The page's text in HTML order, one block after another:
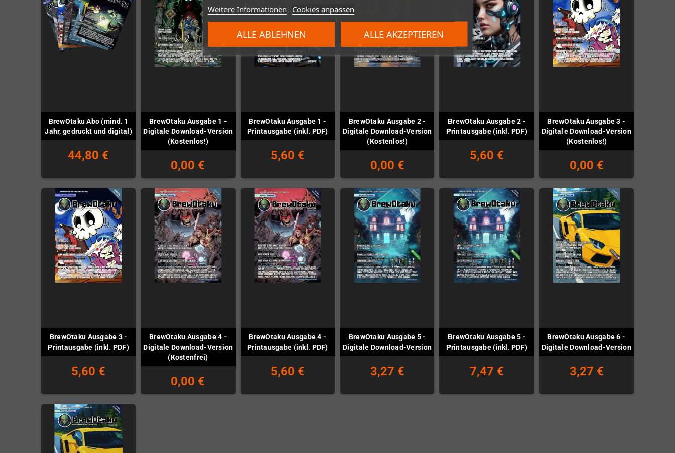
Weitere Informationen Cookies anpassen
ALLE ABLEHNEN ALLE AKZEPTIEREN
BrewOtaku Abo (mind. 1
Jahr, gedruckt und digital)
44,80 €
BrewOtaku Ausgabe 1 -
Digitale Download-Version
(Kostenlos!)
0,00 €
BrewOtaku Ausgabe 1 -
Printausgabe (inkl. PDF)
5,60 €
BrewOtaku Ausgabe 2 -
Digitale Download-Version
(Kostenlos!)
0,00 €
BrewOtaku Ausgabe 2 -
Printausgabe (inkl. PDF)
5,60 €
BrewOtaku Ausgabe 3 -
Digitale Download-Version
(Kostenlos!)
0,00 €
BrewOtaku Ausgabe 3 -
Printausgabe (inkl. PDF)
5,60 €
BrewOtaku Ausgabe 4 -
Digitale Download-Version
(Kostenfrei)
0,00 €
BrewOtaku Ausgabe 4 -
Printausgabe (inkl. PDF)
5,60 €
BrewOtaku Ausgabe 5 -
Digitale Download-Version
3,27 €
BrewOtaku Ausgabe 5 -
Printausgabe (inkl. PDF)
7,47 €
BrewOtaku Ausgabe 6 -
Digitale Download-Version
3,27 €